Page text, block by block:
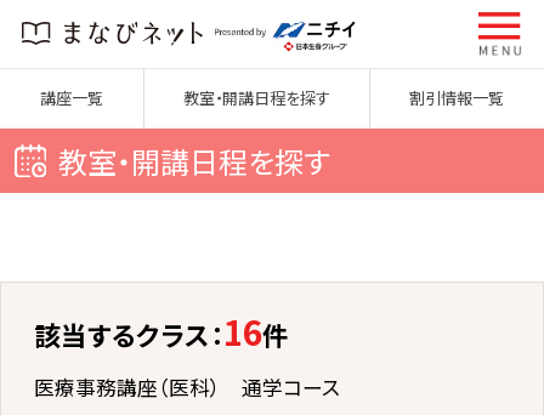
講座一覧 教室・開講日程を探す 割引情報一覧
教室・開講日程を探す
該当するクラス：16件
医療事務講座（医科） 通学コース